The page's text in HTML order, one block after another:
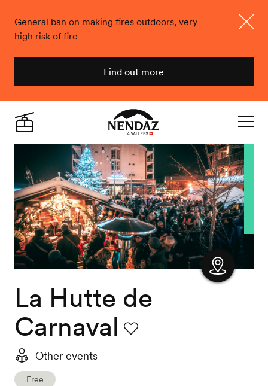
General ban on making fires outdoors, very
high risk of fire
Find out more
Nendaz
Live
La Hutte de
Carnaval
Other events
Free